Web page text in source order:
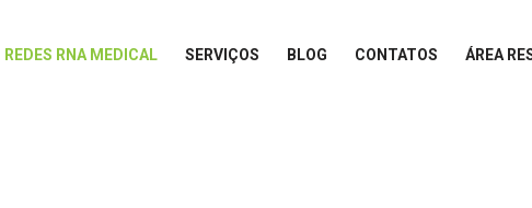
REDES RNA MEDICAL SERVIÇOS BLOG CONTATOS ÁREA